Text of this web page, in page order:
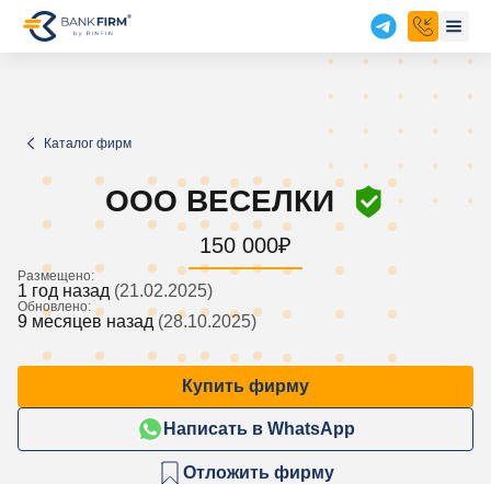
Каталог фирм
ООО ВЕСЕЛКИ
150 000₽
Размещено:
1 год назад (21.02.2025)
Обновлено:
9 месяцев назад (28.10.2025)
Купить фирму
Написать в WhatsApp
Отложить фирму